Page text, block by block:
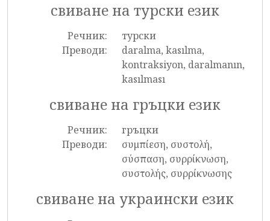
свиване на турски език
Речник:
турски
Преводи:
daralma, kasılma,
kontraksiyon, daralmanın,
kasılması
свиване на гръцки език
Речник:
гръцки
Преводи:
συμπίεση, συστολή,
σύσπαση, συρρίκνωση,
συστολής, συρρίκνωσης
свиване на украински език